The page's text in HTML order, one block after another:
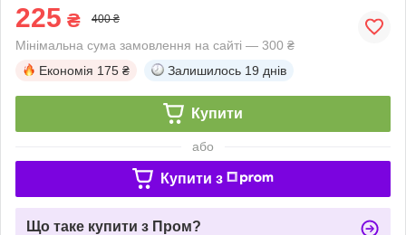
225 ₴ 400 ₴
Мінімальна сума замовлення на сайті — 300 ₴
Економія 175 ₴ Залишилось 19 днів
Купити
або
Купити з
Що таке купити з Пром?